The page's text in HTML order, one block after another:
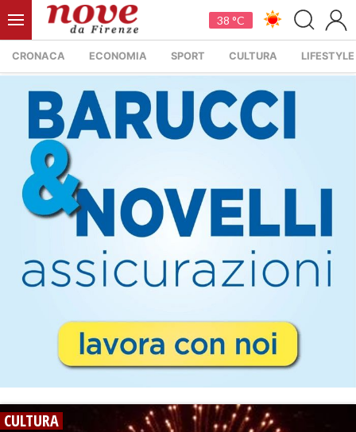
38 °C
CRONACA ECONOMIA SPORT CULTURA LIFESTYLE
CULTURA